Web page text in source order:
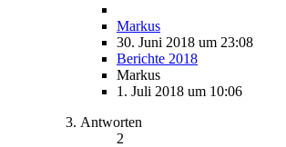
Markus
30. Juni 2018 um 23:08
Berichte 2018
Markus
1. Juli 2018 um 10:06
Antworten
2